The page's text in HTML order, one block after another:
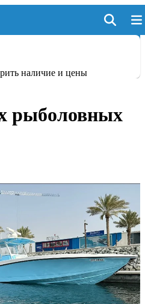
наличие и цены
рыболовных